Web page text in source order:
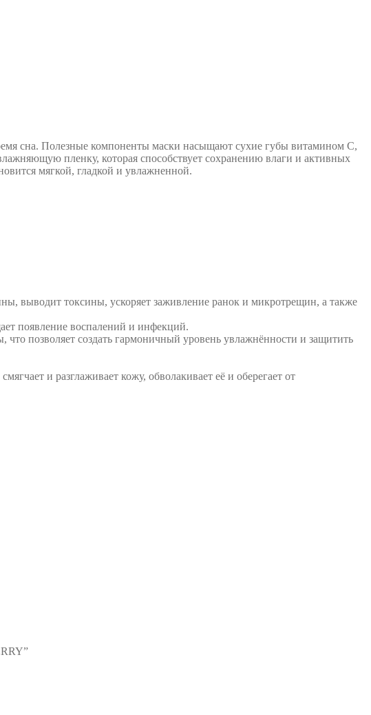
сна. Полезные компоненты маски насыщают сухие губы витамином С,
пленку, которая способствует сохранению влаги и активных
мягкой, гладкой и увлажненной.
выводит токсины, ускоряет заживление ранок и микротрещин, а также
появление воспалений и инфекций.
позволяет создать гармоничный уровень увлажнённости и защитить
и разглаживает кожу, обволакивает её и оберегает от